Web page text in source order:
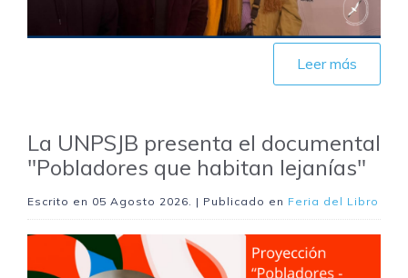
Leer más
La UNPSJB presenta el documental
"Pobladores que habitan lejanías"
Escrito en 05 Agosto 2026. | Publicado en Feria del Libro